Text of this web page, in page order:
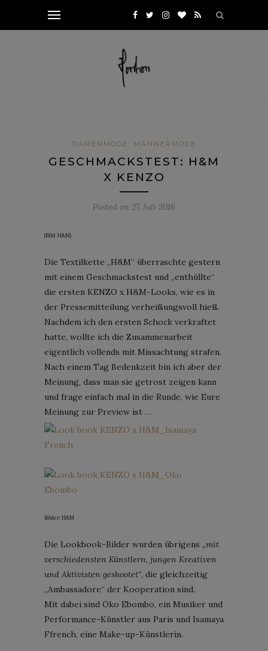
DAMENMODE MÄNNERMODE
GESCHMACKSTEST: H&M
X KENZO
Posted on 27. Juli 2016
(Bild: H&M)
Die Textilkette „H&M“ überraschte gestern
mit einem Geschmackstest und „enthüllte“
die ersten KENZO x H&M-Looks, wie es in
der Pressemitteilung verheißungsvoll hieß.
Nachdem ich den ersten Schock verkraftet
hatte, wollte ich die Zusammenarbeit
eigentlich vollends mit Missachtung strafen.
Nach einem Tag Bedenkzeit bin ich aber der
Meinung, dass man sie getrost zeigen kann
und frage einfach mal in die Runde, wie Eure
Meinung zur Preview ist …
Bilder: H&M
Die Lookbook-Bilder wurden übrigens „mit
verschiedensten Künstlern, jungen Kreativen
und Aktivisten geshootet“, die gleichzeitig
„Ambassadore“ der Kooperation sind.
Mit dabei sind Oko Ebombo, ein Musiker und
Performance-Künstler aus Paris und Isamaya
Ffrench, eine Make-up-Künstlerin.